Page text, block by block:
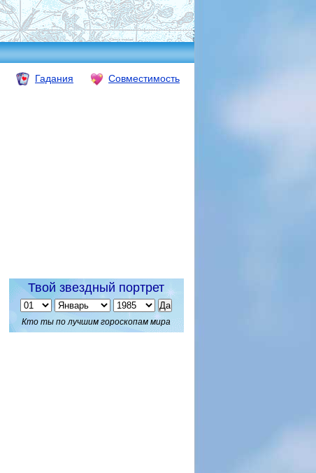
Гадания Совместимость
Твой звездный портрет
Кто ты по лучшим гороскопам мира